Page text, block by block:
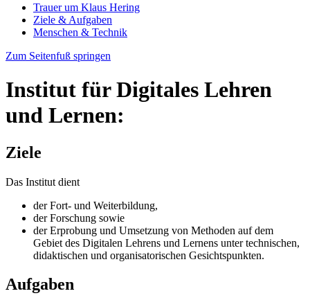
Trauer um Klaus Hering
Ziele & Aufgaben
Menschen & Technik
Zum Seitenfuß springen
Institut für Digitales Lehren
und Lernen:
Ziele
Das Institut dient
der Fort- und Weiterbildung,
der Forschung sowie
der Erprobung und Umsetzung von Methoden auf dem
Gebiet des Digitalen Lehrens und Lernens unter technischen,
didaktischen und organisatorischen Gesichtspunkten.
Aufgaben